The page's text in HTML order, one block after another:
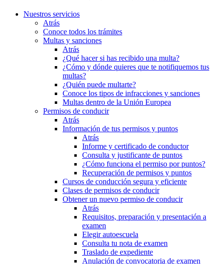
Nuestros servicios
Atrás
Conoce todos los trámites
Multas y sanciones
Atrás
¿Qué hacer si has recibido una multa?
¿Cómo y dónde quieres que te notifiquemos tus
multas?
¿Quién puede multarte?
Conoce los tipos de infracciones y sanciones
Multas dentro de la Unión Europea
Permisos de conducir
Atrás
Información de tus permisos y puntos
Atrás
Informe y certificado de conductor
Consulta y justificante de puntos
¿Cómo funciona el permiso por puntos?
Recuperación de permisos y puntos
Cursos de conducción segura y eficiente
Clases de permisos de conducir
Obtener un nuevo permiso de conducir
Atrás
Requisitos, preparación y presentación a
examen
Elegir autoescuela
Consulta tu nota de examen
Traslado de expediente
Anulación de convocatoria de examen